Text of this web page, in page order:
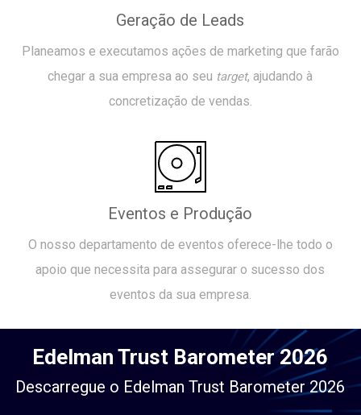
Geração de Leads
Planeamos e executamos ações de marketing que farão
chegar a sua empresa ao seu target, ajudando à
concretização de vendas.
Eventos e Produção
O nosso departamento de eventos oferece-lhe todo o
apoio que necessita para assegurar o sucesso dos
eventos da sua empresa.
Edelman Trust Barometer 2026
Descarregue o Edelman Trust Barometer 2026